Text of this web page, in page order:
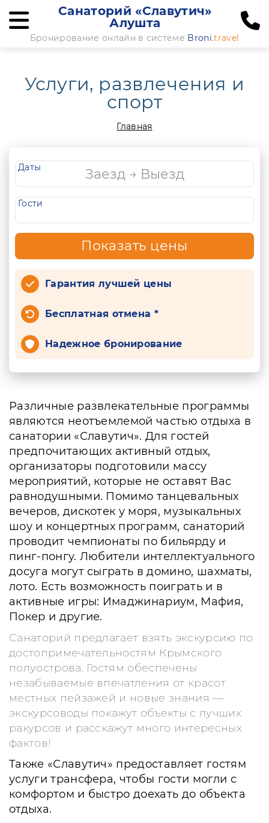
Санаторий «Славутич»
Алушта
Бронирование онлайн в системе Broni.travel
Услуги, развлечения и
спорт
Главная
Даты
Гости
Показать цены
Гарантия лучшей цены
Бесплатная отмена *
Надежное бронирование
Различные развлекательные программы
являются неотъемлемой частью отдыха в
санатории «Славутич». Для гостей
предпочитающих активный отдых,
организаторы подготовили массу
мероприятий, которые не оставят Вас
равнодушными. Помимо танцевальных
вечеров, дискотек у моря, музыкальных
шоу и концертных программ, санаторий
проводит чемпионаты по бильярду и
пинг-понгу. Любители интеллектуального
досуга могут сыграть в домино, шахматы,
лото. Есть возможность поиграть и в
активные игры: Имаджинариум, Мафия,
Покер и другие.
Санаторий предлагает взять экскурсию по
достопримечательностям Крымского
полуострова. Гостям обеспечены
незабываемые впечатления от красот
местных пейзажей и новые знания —
экскурсоводы покажут объекты с лучших
ракурсов и расскажут много интересных
фактов!
Также «Славутич» предоставляет гостям
услуги трансфера, чтобы гости могли с
комфортом и быстро доехать до объекта
отдыха.